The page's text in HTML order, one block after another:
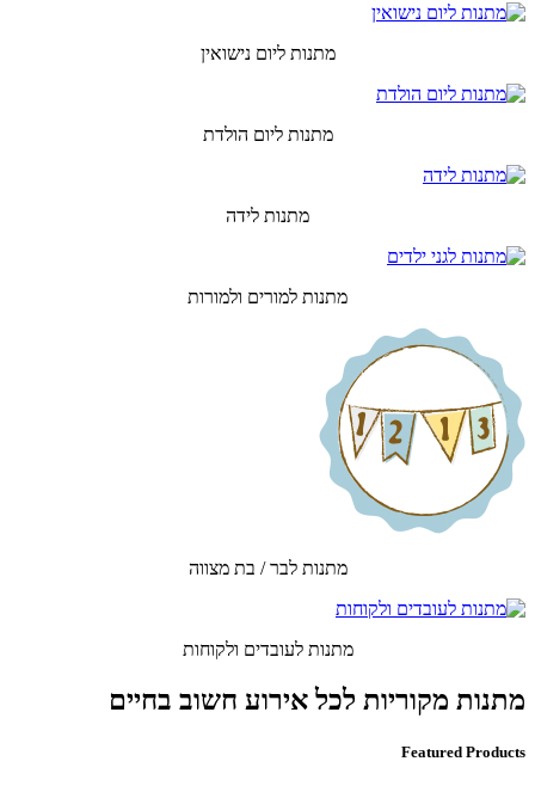
מתנות ליום נישואין
מתנות ליום הולדת
מתנות לידה
מתנות למורים ולמורות
מתנות לבר / בת מצווה
מתנות לעובדים ולקוחות
מתנות מקוריות לכל אירוע חשוב בחיים
Featured Products